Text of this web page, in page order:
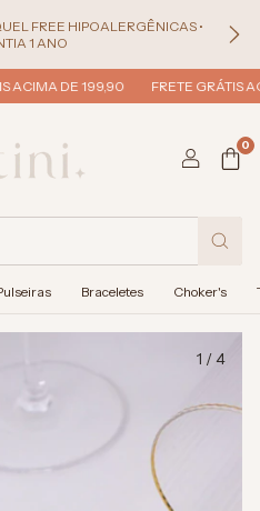
FREE HIPOALERGÊNICAS •
1 ANO
ACIMA DE 199,90 FRETE GRÁTIS
0
Braceletes Choker's
1 /4